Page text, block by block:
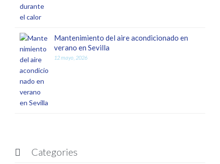
Mantenimiento del aire acondicionado en
verano en Sevilla
12 mayo, 2026
 Categories